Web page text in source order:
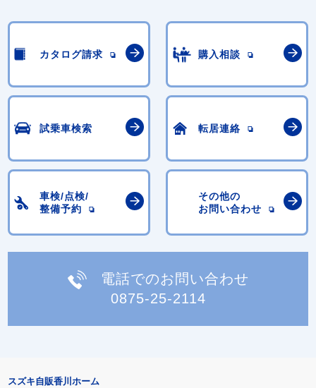
カタログ請求 購入相談
試乗車検索 転居連絡
車検/点検/
整備予約
その他の
お問い合わせ
電話でのお問い合わせ
0875-25-2114
スズキ自販香川ホーム